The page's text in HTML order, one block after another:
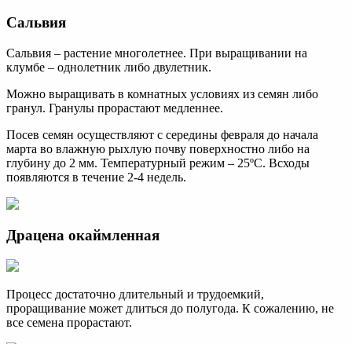
Сальвия
Сальвия – растение многолетнее. При выращивании на
клумбе – однолетник либо двулетник.
Можно выращивать в комнатных условиях из семян либо
гранул. Гранулы прорастают медленнее.
Посев семян осуществляют с середины февраля до начала
марта во влажную рыхлую почву поверхностно либо на
глубину до 2 мм. Температурный режим – 25ºС. Всходы
появляются в течение 2-4 недель.
Драцена окаймленная
Процесс достаточно длительный и трудоемкий,
проращивание может длиться до полугода. К сожалению, не
все семена прорастают.